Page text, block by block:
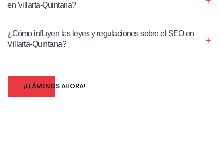
en Villarta-Quintana?
¿Cómo influyen las leyes y regulaciones sobre el SEO en
Villarta-Quintana?
¡LLÁMENOS AHORA!